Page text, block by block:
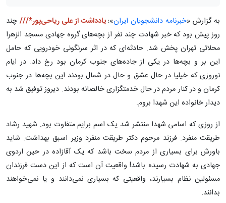
به گزارش «خبرنامه دانشجویان ایران»؛یادداشت از علی ریاحی‌پور*/// چند
روز پیش بود که خبر شهادت چند نفر از بچه‌های گروه جهادی مسجد الزهرا
محلاتی تهران پخش شد. حادثه‌ای که در اثر سرنگونی خودرویی که حامل
این بر و بچه‌ها در یکی از جاده‌های جنوب کرمان بود رخ داد. در ایام
نوروزی که خیلیا در حال عشق و حال در شمال بودند این بچه‌ها در جنوب
کرمان و در کنار مردم در حال خدمتگزاری خالصانه بودند. دیروز توفیق شد به
دیدار خانواده این شهدا بروم.
از روزی که اسامی شهدا منتشر شد یک اسم برایم متفاوت بود. شهید رشاد
طریقت منفرد. فرزند مرحوم دکتر طریقت منفرد وزیر اسبق بهداشت. شاید
باورش برای بسیاری از مردم سخت باشد که یک آقازاده در حین اردوی
جهادی به شهادت رسیده باشد! واقعیت آن است که از این دست فرزندان
مسئولین نظام بسیارند، واقعیتی که بسیاری نمی‌دانند و یا نمی‌خواهند
بدانند.